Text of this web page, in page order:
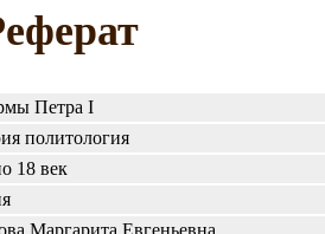
Петра I
политология
18 век
Маргарита Евгеньевна